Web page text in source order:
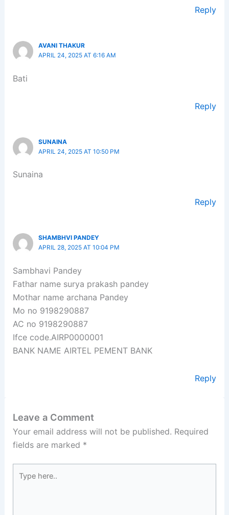
Reply
AVANI THAKUR
APRIL 24, 2025 AT 6:16 AM
Bati
Reply
SUNAINA
APRIL 24, 2025 AT 10:50 PM
Sunaina
Reply
SHAMBHVI PANDEY
APRIL 28, 2025 AT 10:04 PM
Sambhavi Pandey
Fathar name surya prakash pandey
Mothar name archana Pandey
Mo no 9198290887
AC no 9198290887
Ifce code.AIRP0000001
BANK NAME AIRTEL PEMENT BANK
Reply
Leave a Comment
Your email address will not be published. Required
fields are marked *
here..